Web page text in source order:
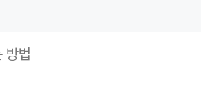
방법